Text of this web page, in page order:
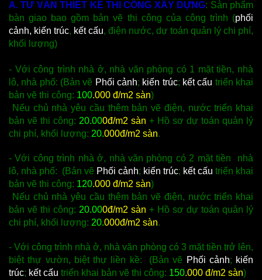
A. TƯ VẤN THIẾT KẾ THI CÔNG XÂY DỰNG: Sản phẩm
bàn giao bao gồm bản vẽ thi công của công trình (phối
cảnh, kiến trúc, kết cấu, điện nước, dự toán quản lý chi phí,
khối lượng)
- Với công trình nhà ở, nhà văn phòng có 1 mặt tiền, nhà
lô, nhà phố: (Bản vẽ Phối cảnh; kiến trúc; kết cấu triển khai
bản vẽ thi công: 100.000 đ/m2 sàn)
Nếu chủ nhà yêu cầu thêm bản vẽ điện, nước triển khai
bản vẽ thi công: 20.000đ/m2 sàn + Hồ sơ dự toán quản lý
chi phí, khối lượng: 20.000đ/m2 sàn.
- Với công trình nhà ở, nhà văn phòng có 2 mặt tiền nhà
lô, nhà phố: (Bản vẽ Phối cảnh; kiến trúc; kết cấu triển khai
bản vẽ thi công: 120.000 đ/m2 sàn)
Nếu chủ nhà yêu cầu thêm bản vẽ điện, nước triển khai
bản vẽ thi công: 20.000đ/m2 sàn + Hồ sơ dự toán quản lý
chi phí, khối lượng: 20.000đ/m2 sàn.
- Với công trình nhà ở, nhà văn phòng có 3 mặt tiền trở lên,
biệt thự vườn, biệt thự liền kề: (Bản vẽ Phối cảnh; kiến
trúc; kết cấu triển khai bản vẽ thi công: 150.000 đ/m2 sàn)